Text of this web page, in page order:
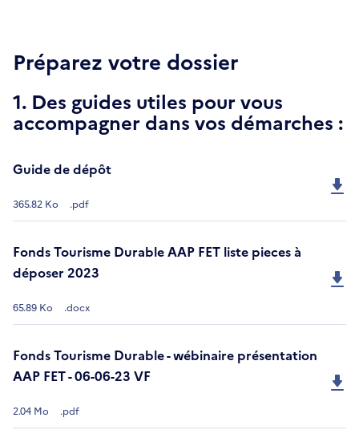
Préparez votre dossier
1. Des guides utiles pour vous
accompagner dans vos démarches :
Guide de dépôt
365.82 Ko .pdf
Fonds Tourisme Durable AAP FET liste pieces à
déposer 2023
65.89 Ko .docx
Fonds Tourisme Durable - wébinaire présentation
AAP FET - 06-06-23 VF
2.04 Mo .pdf